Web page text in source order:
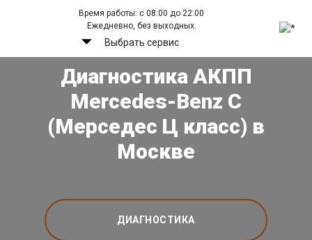
Время работы: с 08:00 до 22:00
Ежедневно, без выходных.
Выбрать сервис
Диагностика АКПП
Mercedes-Benz C
(Мерседес Ц класс) в
Москве
ДИАГНОСТИКА